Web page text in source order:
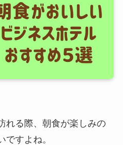
れる際、朝食が楽しみの
ですよね。